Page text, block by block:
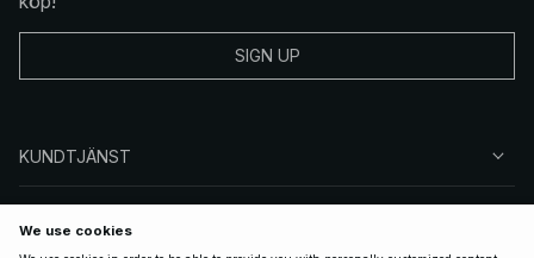
SIGN UP
KUNDTJÄNST